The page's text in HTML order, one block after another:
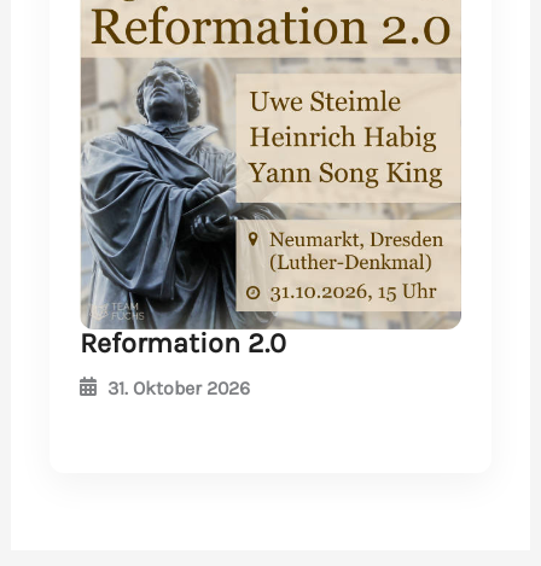
Reformation 2.0
31. Oktober 2026